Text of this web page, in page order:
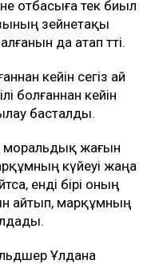
отбасыға тек биыл
зейнетақы
да атап өтті.
кейін сегіз ай
болғаннан кейін
басталды.
моральдық жағын
күйеуі жаңа
енді бірі оның
айтып, марқұмның
Ұлдана